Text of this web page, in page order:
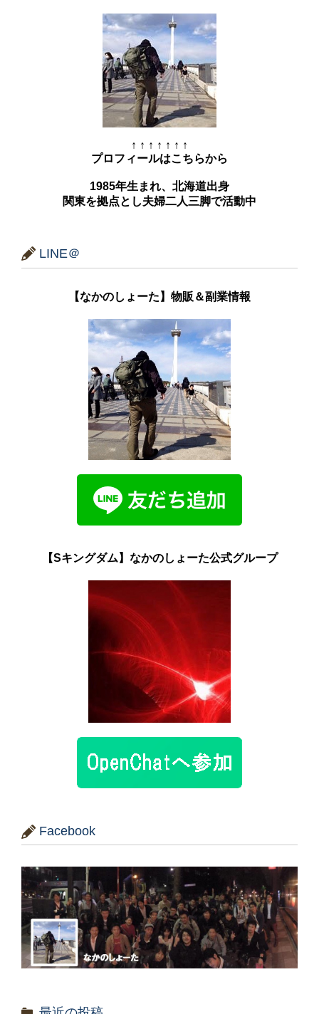
↑ ↑ ↑ ↑ ↑ ↑ ↑
プロフィールはこちらから
1985年生まれ、北海道出身
関東を拠点とし夫婦二人三脚で活動中
LINE＠
【なかのしょーた】物販＆副業情報
【Sキングダム】なかのしょーた公式グループ
Facebook